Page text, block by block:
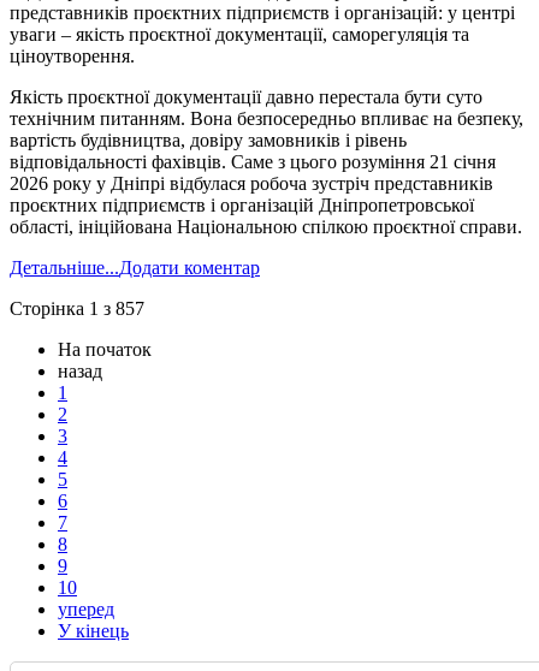
представників проєктних підприємств і організацій: у центрі
уваги – якість проєктної документації, саморегуляція та
ціноутворення.
Якість проєктної документації давно перестала бути суто
технічним питанням. Вона безпосередньо впливає на безпеку,
вартість будівництва, довіру замовників і рівень
відповідальності фахівців. Саме з цього розуміння 21 січня
2026 року у Дніпрі відбулася робоча зустріч представників
проєктних підприємств і організацій Дніпропетровської
області, ініційована Національною спілкою проєктної справи.
Детальніше...Додати коментар
Сторінка 1 з 857
На початок
назад
1
2
3
4
5
6
7
8
9
10
уперед
У кінець